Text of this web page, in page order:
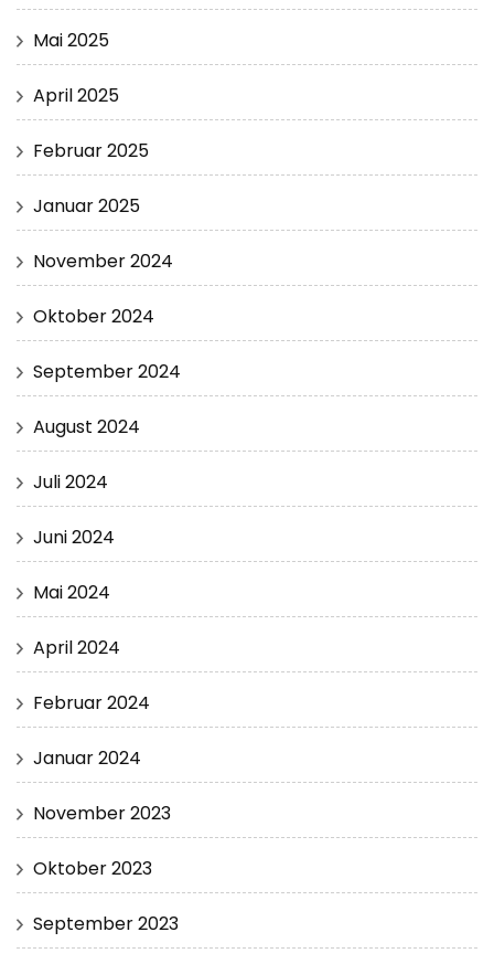
Mai 2025
April 2025
Februar 2025
Januar 2025
November 2024
Oktober 2024
September 2024
August 2024
Juli 2024
Juni 2024
Mai 2024
April 2024
Februar 2024
Januar 2024
November 2023
Oktober 2023
September 2023